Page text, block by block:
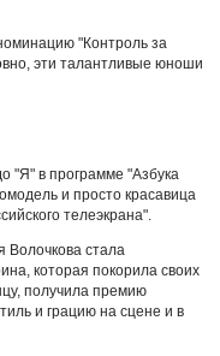
"Контроль за
эти талантливые юноши
"Я" в программе "Азбука
и просто красавица
телеэкрана".
Волочкова стала
которая покорила своих
получила премию
и грацию на сцене и в